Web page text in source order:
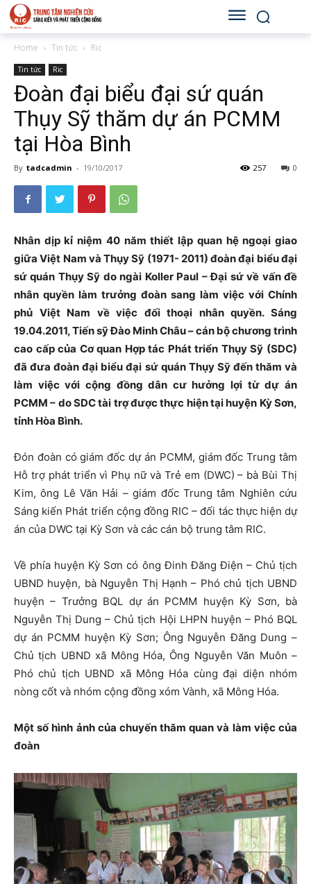
Home Tin tức Ric
Tin tức Ric
Đoàn đại biểu đại sứ quán
Thụy Sỹ thăm dự án PCMM
tại Hòa Bình
By tadcadmin - 19/10/2017 0
257
Nhân dịp kỉ niệm 40 năm thiết lập quan hệ ngoại giao
giữa Việt Nam và Thụy Sỹ (1971- 2011) đoàn đại biểu đại
sứ quán Thụy Sỹ do ngài Koller Paul – Đại sứ về vấn đề
nhân quyền làm trưởng đoàn sang làm việc với Chính
phủ Việt Nam về việc đối thoại nhân quyền. Sáng
19.04.2011, Tiến sỹ Đào Minh Châu – cán bộ chương trình
cao cấp của Cơ quan Hợp tác Phát triển Thụy Sỹ (SDC)
đã đưa đoàn đại biểu đại sứ quán Thụy Sỹ đến thăm và
làm việc với cộng đồng dân cư hưởng lợi từ dự án
PCMM – do SDC tài trợ được thực hiện tại huyện Kỳ Sơn,
tỉnh Hòa Bình.
Đón đoàn có giám đốc dự án PCMM, giám đốc Trung tâm
Hỗ trợ phát triển vì Phụ nữ và Trẻ em (DWC) – bà Bùi Thị
Kim, ông Lê Văn Hải – giám đốc Trung tâm Nghiên cứu
Sáng kiến Phát triển cộng đồng RIC – đối tác thực hiện dự
án của DWC tại Kỳ Sơn và các cán bộ trung tâm RIC.
Về phía huyện Kỳ Sơn có ông Đinh Đăng Điện – Chủ tịch
UBND huyện, bà Nguyễn Thị Hạnh – Phó chủ tịch UBND
huyện – Trưởng BQL dự án PCMM huyện Kỳ Sơn, bà
Nguyễn Thị Dung – Chủ tịch Hội LHPN huyện – Phó BQL
dự án PCMM huyện Kỳ Sơn; Ông Nguyễn Đăng Dung –
Chủ tịch UBND xã Mông Hóa, Ông Nguyễn Văn Muôn –
Phó chủ tịch UBND xã Mông Hóa cùng đại diện nhóm
nòng cốt và nhóm cộng đồng xóm Vành, xã Mông Hóa.
Một số hình ảnh của chuyến thăm quan và làm việc của
đoàn